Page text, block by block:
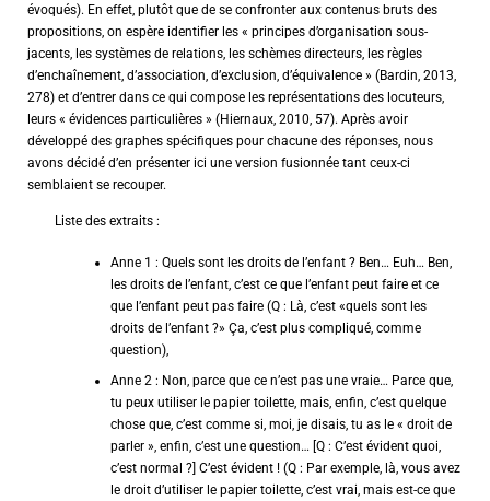
évoqués). En effet, plutôt que de se confronter aux contenus bruts des
propositions, on espère identifier les « principes d’organisation sous-
jacents, les systèmes de relations, les schèmes directeurs, les règles
d’enchaînement, d’association, d’exclusion, d’équivalence » (Bardin, 2013,
278) et d’entrer dans ce qui compose les représentations des locuteurs,
leurs « évidences particulières » (Hiernaux, 2010, 57). Après avoir
développé des graphes spécifiques pour chacune des réponses, nous
avons décidé d’en présenter ici une version fusionnée tant ceux-ci
semblaient se recouper.
Liste des extraits :
Anne 1 : Quels sont les droits de l’enfant ? Ben… Euh… Ben,
les droits de l’enfant, c’est ce que l’enfant peut faire et ce
que l’enfant peut pas faire (Q : Là, c’est «quels sont les
droits de l’enfant ?» Ça, c’est plus compliqué, comme
question),
Anne 2 : Non, parce que ce n’est pas une vraie… Parce que,
tu peux utiliser le papier toilette, mais, enfin, c’est quelque
chose que, c’est comme si, moi, je disais, tu as le « droit de
parler », enfin, c’est une question… [Q : C’est évident quoi,
c’est normal ?] C’est évident ! (Q : Par exemple, là, vous avez
le droit d’utiliser le papier toilette, c’est vrai, mais est-ce que